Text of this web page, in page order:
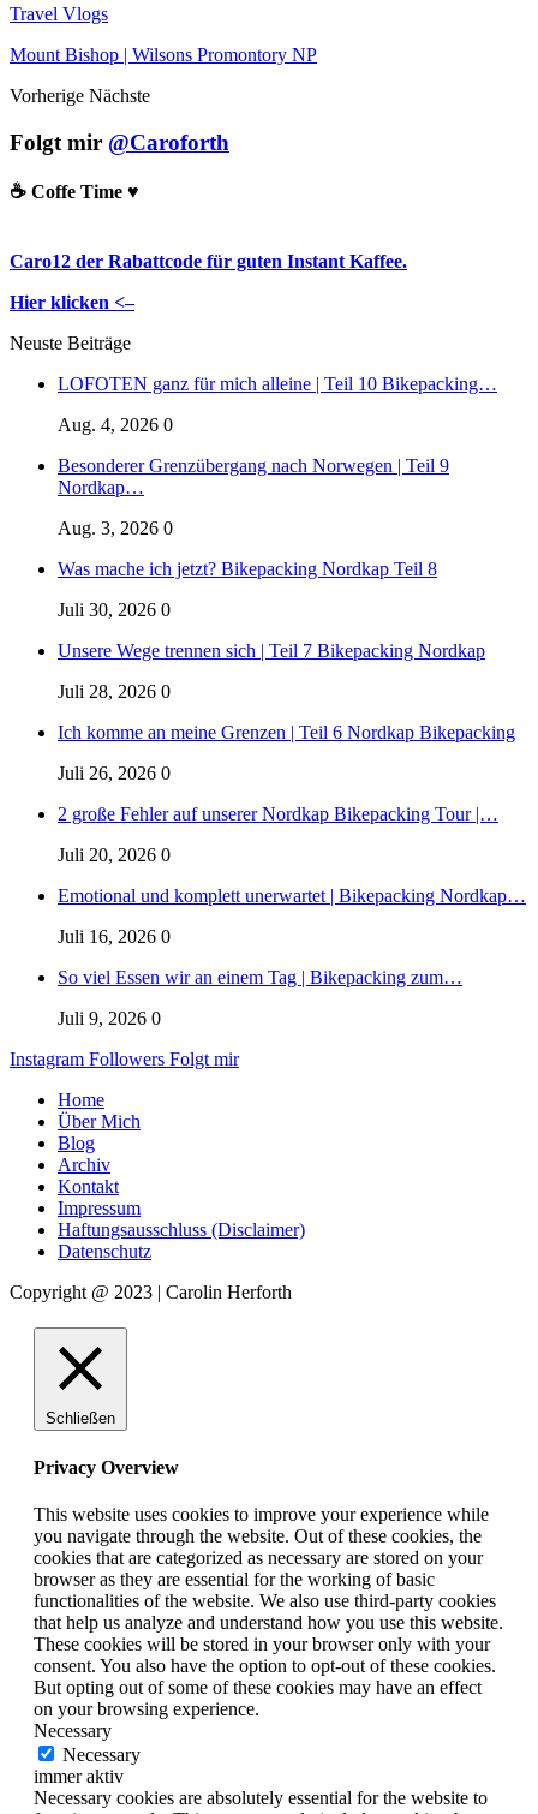
Travel Vlogs
Mount Bishop | Wilsons Promontory NP
Vorherige Nächste
Folgt mir @Caroforth
☕️ Coffe Time ♥️
Caro12 der Rabattcode für guten Instant Kaffee.
Hier klicken <–
Neuste Beiträge
LOFOTEN ganz für mich alleine | Teil 10 Bikepacking…
Aug. 4, 2026 0
Besonderer Grenzübergang nach Norwegen | Teil 9
Nordkap…
Aug. 3, 2026 0
Was mache ich jetzt? Bikepacking Nordkap Teil 8
Juli 30, 2026 0
Unsere Wege trennen sich | Teil 7 Bikepacking Nordkap
Juli 28, 2026 0
Ich komme an meine Grenzen | Teil 6 Nordkap Bikepacking
Juli 26, 2026 0
2 große Fehler auf unserer Nordkap Bikepacking Tour |…
Juli 20, 2026 0
Emotional und komplett unerwartet | Bikepacking Nordkap…
Juli 16, 2026 0
So viel Essen wir an einem Tag | Bikepacking zum…
Juli 9, 2026 0
Instagram Followers Folgt mir
Home
Über Mich
Blog
Archiv
Kontakt
Impressum
Haftungsausschluss (Disclaimer)
Datenschutz
Copyright @ 2023 | Carolin Herforth
Schließen
Privacy Overview
This website uses cookies to improve your experience while
you navigate through the website. Out of these cookies, the
cookies that are categorized as necessary are stored on your
browser as they are essential for the working of basic
functionalities of the website. We also use third-party cookies
that help us analyze and understand how you use this website.
These cookies will be stored in your browser only with your
consent. You also have the option to opt-out of these cookies.
But opting out of some of these cookies may have an effect
on your browsing experience.
Necessary
Necessary
immer aktiv
Necessary cookies are absolutely essential for the website to